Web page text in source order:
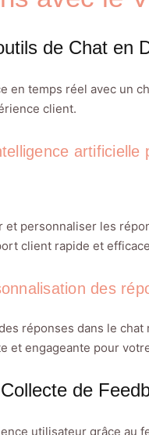
de Chat en
en temps réel avec un
client.
artificielle
et personnaliser les
client rapide et
des
réponses dans le chat
et engageante pour
de
utilisateur grâce au